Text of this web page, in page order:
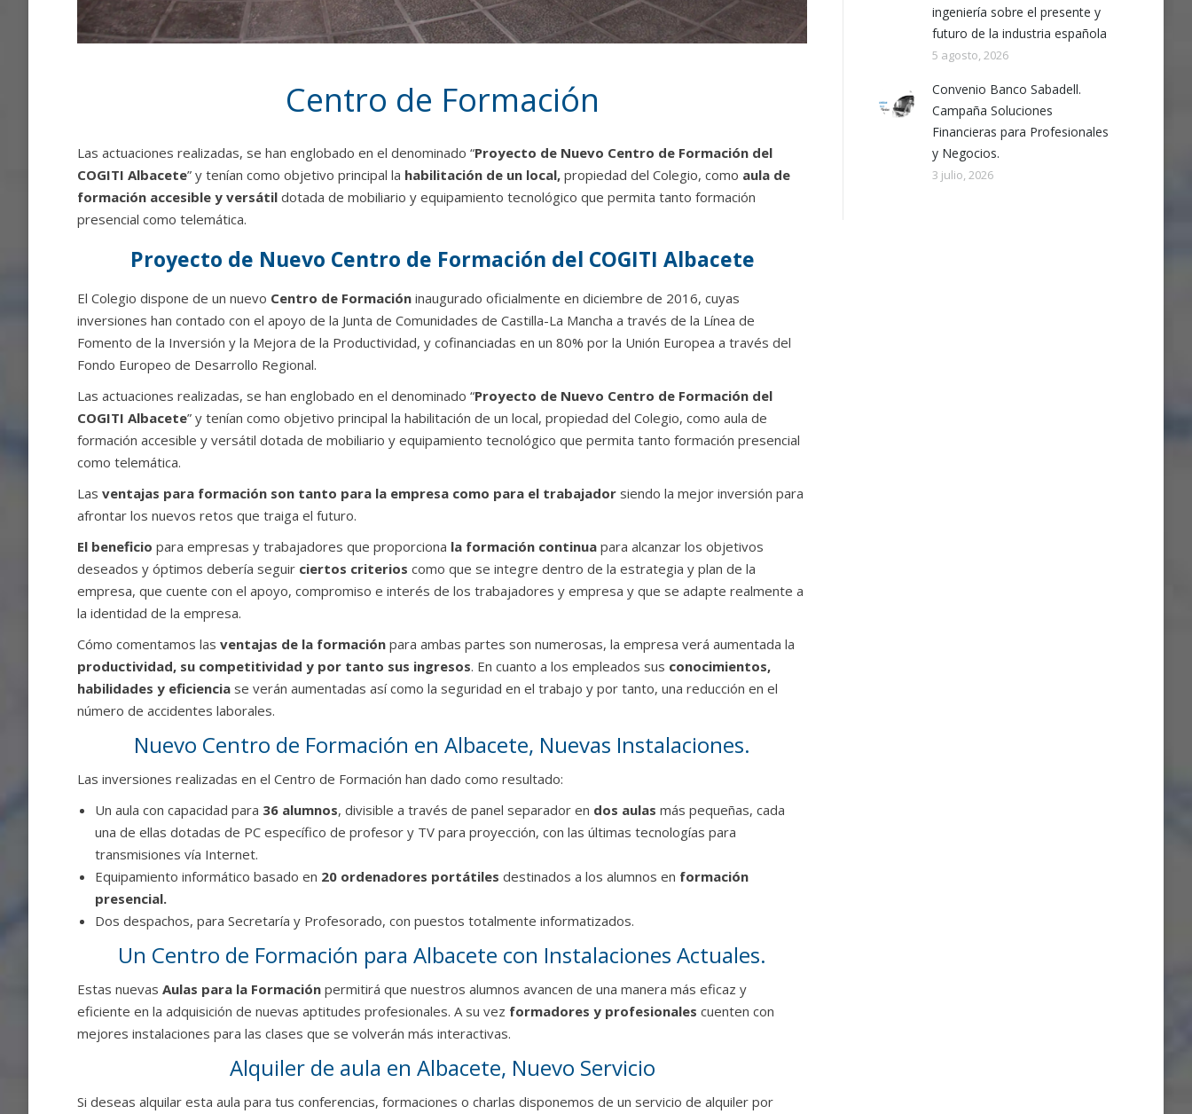
Centro de Formación
Las actuaciones realizadas, se han englobado en el denominado “Proyecto de Nuevo Centro de Formación del
COGITI Albacete” y tenían como objetivo principal la habilitación de un local, propiedad del Colegio, como aula de
formación accesible y versátil dotada de mobiliario y equipamiento tecnológico que permita tanto formación
presencial como telemática.
Proyecto de Nuevo Centro de Formación del COGITI Albacete
El Colegio dispone de un nuevo Centro de Formación inaugurado oficialmente en diciembre de 2016, cuyas
inversiones han contado con el apoyo de la Junta de Comunidades de Castilla-La Mancha a través de la Línea de
Fomento de la Inversión y la Mejora de la Productividad, y cofinanciadas en un 80% por la Unión Europea a través del
Fondo Europeo de Desarrollo Regional.
Las actuaciones realizadas, se han englobado en el denominado “Proyecto de Nuevo Centro de Formación del
COGITI Albacete” y tenían como objetivo principal la habilitación de un local, propiedad del Colegio, como aula de
formación accesible y versátil dotada de mobiliario y equipamiento tecnológico que permita tanto formación presencial
como telemática.
Las ventajas para formación son tanto para la empresa como para el trabajador siendo la mejor inversión para
afrontar los nuevos retos que traiga el futuro.
El beneficio para empresas y trabajadores que proporciona la formación continua para alcanzar los objetivos
deseados y óptimos debería seguir ciertos criterios como que se integre dentro de la estrategia y plan de la
empresa, que cuente con el apoyo, compromiso e interés de los trabajadores y empresa y que se adapte realmente a
la identidad de la empresa.
Cómo comentamos las ventajas de la formación para ambas partes son numerosas, la empresa verá aumentada la
productividad, su competitividad y por tanto sus ingresos. En cuanto a los empleados sus conocimientos,
habilidades y eficiencia se verán aumentadas así como la seguridad en el trabajo y por tanto, una reducción en el
número de accidentes laborales.
Nuevo Centro de Formación en Albacete, Nuevas Instalaciones.
Las inversiones realizadas en el Centro de Formación han dado como resultado:
Un aula con capacidad para 36 alumnos, divisible a través de panel separador en dos aulas más pequeñas, cada
una de ellas dotadas de PC específico de profesor y TV para proyección, con las últimas tecnologías para
transmisiones vía Internet.
Equipamiento informático basado en 20 ordenadores portátiles destinados a los alumnos en formación
presencial.
Dos despachos, para Secretaría y Profesorado, con puestos totalmente informatizados.
Un Centro de Formación para Albacete con Instalaciones Actuales.
Estas nuevas Aulas para la Formación permitirá que nuestros alumnos avancen de una manera más eficaz y
eficiente en la adquisición de nuevas aptitudes profesionales. A su vez formadores y profesionales cuenten con
mejores instalaciones para las clases que se volverán más interactivas.
Alquiler de aula en Albacete, Nuevo Servicio
Si deseas alquilar esta aula para tus conferencias, formaciones o charlas disponemos de un servicio de alquiler por
ingeniería sobre el presente y
futuro de la industria española
5 agosto, 2026
Convenio Banco Sabadell.
Campaña Soluciones
Financieras para Profesionales
y Negocios.
3 julio, 2026